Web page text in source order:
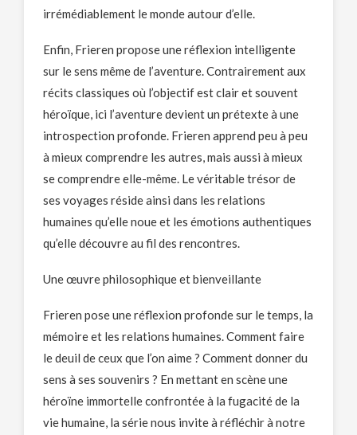
irrémédiablement le monde autour d’elle.
Enfin, Frieren propose une réflexion intelligente
sur le sens même de l’aventure. Contrairement aux
récits classiques où l’objectif est clair et souvent
héroïque, ici l’aventure devient un prétexte à une
introspection profonde. Frieren apprend peu à peu
à mieux comprendre les autres, mais aussi à mieux
se comprendre elle-même. Le véritable trésor de
ses voyages réside ainsi dans les relations
humaines qu’elle noue et les émotions authentiques
qu’elle découvre au fil des rencontres.
Une œuvre philosophique et bienveillante
Frieren pose une réflexion profonde sur le temps, la
mémoire et les relations humaines. Comment faire
le deuil de ceux que l’on aime ? Comment donner du
sens à ses souvenirs ? En mettant en scène une
héroïne immortelle confrontée à la fugacité de la
vie humaine, la série nous invite à réfléchir à notre